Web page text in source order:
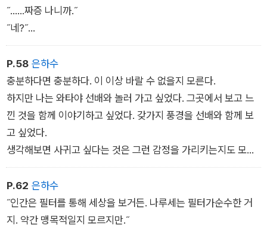
˝......짜증 나니까.˝
˝네?˝
˝인간은 말이야……, 원래 자기 본위로 살아가는 생물이잖아? 하
지만 다정한 남자는 그렇게 살지 않으니까.˝
˝자기 본위로 살지 않아서 싫은 거예요?˝
˝응. 자기 본위로 살아가면서 타인은 생각하지 말고 그저 자기
가 하고 싶은 일만 했으면 좋겠어. 그리고......, 타인에게도 아무렇
지 않게 미움받았으면 해. 그렇게 하고 싶은대로 세상에서 활
개 쳤으면 좋겠어.˝
P.58 은하수
충분하다면 충분하다. 이 이상 바랄 수 없을지 모른다.
하지만 나는 와타야 선배와 놀러 가고 싶었다. 그곳에서 보고 느
낀 것을 함께 이야기하고 싶었다. 갖가지 풍경을 선배와 함께 보
고 싶었다.
생각해보면 사귀고 싶다는 것은 그런 감정을 가리키는지도 모른
다.
이 사람과 여러 가지 일을 함께 해보고 싶은 마음.
P.62 은하수
˝인간은 필터를 통해 세상을 보거든. 나루세는 필터가순수한 거
지. 약간 맹목적일지 모르지만.˝